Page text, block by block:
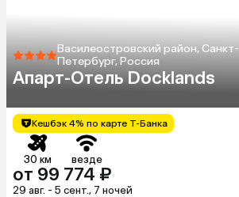
Василеостровский район, Санкт-
Петербург, Россия
Апарт-Отель Docklands
Кешбэк 4% по карте Т-Банка
30 км везде
от 99 774 ₽
29 авг. - 5 сент., 7 ночей